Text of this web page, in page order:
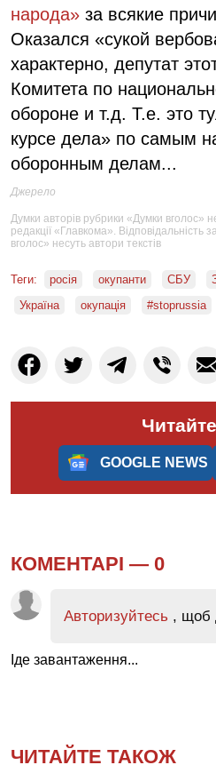
народа» за всякие
Оказался «сукой
характерно, депутат
Комитета по
обороне и т.д. Т.е. это
курсе дела» по самым
оборонным делам...
Джерело
Думки авторів рубрики «Думки вголос»
редакції «Главкома». Відповідальність
вголос» несуть автори текстів
Теги: росія окупанти СБУ
Україна
окупація #stoprussia
GOOGLE NEWS
КОМЕНТАРІ — 0
Авторизуйтесь , щоб
Іде завантаження...
ЧИТАЙТЕ ТАКОЖ